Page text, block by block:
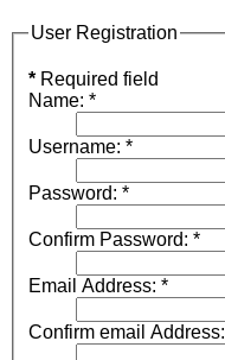
User Registration
* Required field
Name: *
Username: *
Password: *
Confirm Password: *
Email Address: *
Confirm email Address: